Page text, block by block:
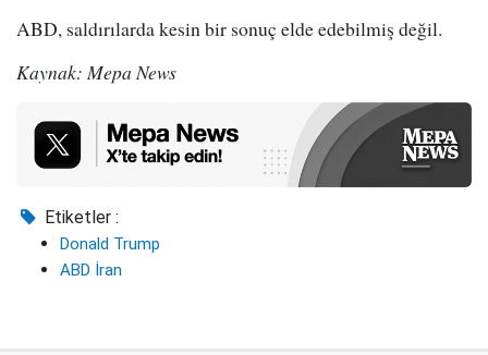
ABD, saldırılarda kesin bir sonuç elde edebilmiş değil.
Kaynak: Mepa News
Etiketler :
Donald Trump
ABD İran